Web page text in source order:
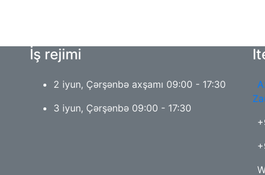
İş rejimi
2 iyun, Çərşənbə axşamı 09:00 - 17:30
3 iyun, Çərşənbə 09:00 - 17:30